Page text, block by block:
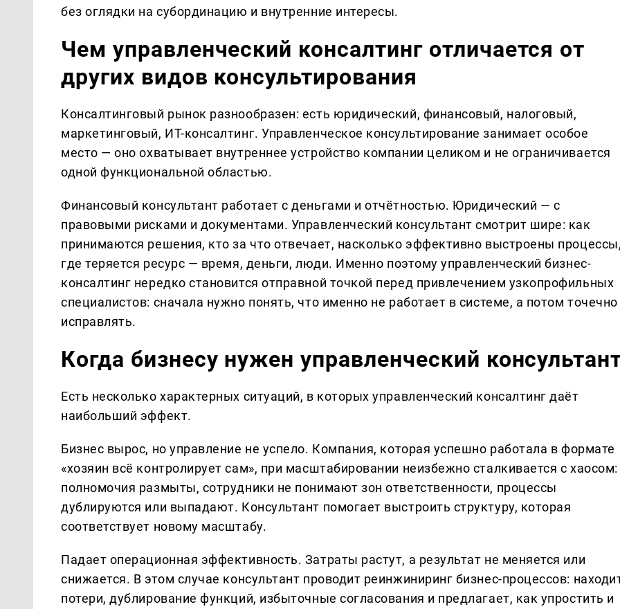
без оглядки на субординацию и внутренние интересы.
Чем управленческий консалтинг отличается от
других видов консультирования
Консалтинговый рынок разнообразен: есть юридический, финансовый, налоговый,
маркетинговый, ИТ-консалтинг. Управленческое консультирование занимает особое
место — оно охватывает внутреннее устройство компании целиком и не ограничивается
одной функциональной областью.
Финансовый консультант работает с деньгами и отчётностью. Юридический — с
правовыми рисками и документами. Управленческий консультант смотрит шире: как
принимаются решения, кто за что отвечает, насколько эффективно выстроены
где теряется ресурс — время, деньги, люди. Именно поэтому управленческий бизнес-
консалтинг нередко становится отправной точкой перед привлечением узкопрофильных
специалистов: сначала нужно понять, что именно не работает в системе, а потом точечно
исправлять.
Когда бизнесу нужен управленческий
Есть несколько характерных ситуаций, в которых управленческий консалтинг даёт
наибольший эффект.
Бизнес вырос, но управление не успело. Компания, которая успешно работала в формате
«хозяин всё контролирует сам», при масштабировании неизбежно сталкивается с хаосом:
полномочия размыты, сотрудники не понимают зон ответственности, процессы
дублируются или выпадают. Консультант помогает выстроить структуру, которая
соответствует новому масштабу.
Падает операционная эффективность. Затраты растут, а результат не меняется или
снижается. В этом случае консультант проводит реинжиниринг бизнес-процессов:
потери, дублирование функций, избыточные согласования и предлагает, как упростить и